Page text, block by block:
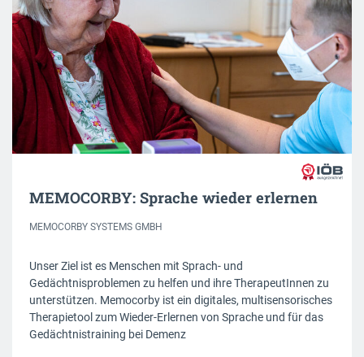
MEMOCORBY: Sprache wieder erlernen
MEMOCORBY SYSTEMS GMBH
Unser Ziel ist es Menschen mit Sprach- und
Gedächtnisproblemen zu helfen und ihre TherapeutInnen zu
unterstützen. Memocorby ist ein digitales, multisensorisches
Therapietool zum Wieder-Erlernen von Sprache und für das
Gedächtnistraining bei Demenz